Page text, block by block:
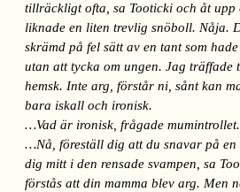
tillräckligt ofta, sa Tooticki och åt upp
liknade en liten trevlig snöboll. Nåja.
skrämd på fel sätt av en tant som
utan att tycka om ungen. Jag träffade
hemsk. Inte arg, förstår ni, sånt kan
bara iskall och ironisk.
…Vad är ironisk, frågade mumintrollet.
…Nå, föreställ dig att du snavar på en
dig mitt i den rensade svampen, sa
förstås att din mamma blev arg. Men